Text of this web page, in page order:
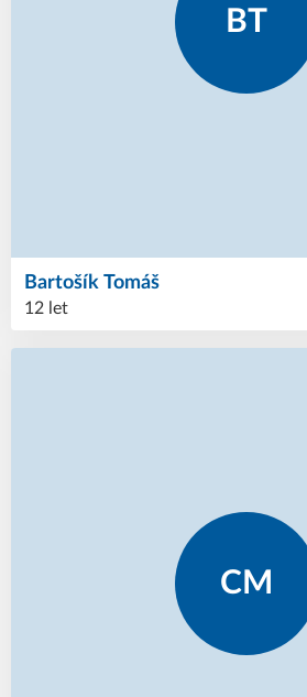
BT
Tomáš
Bartošík
12 let
CM